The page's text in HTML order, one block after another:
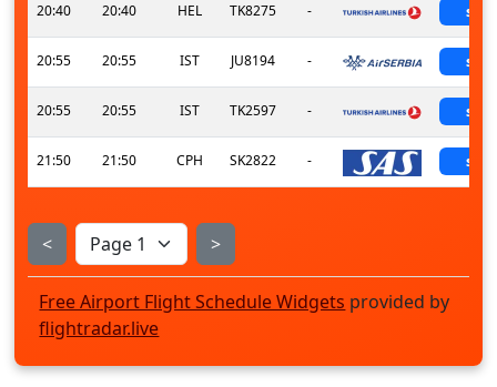
20:40 20:40 HEL TK8275 -
20:55 20:55 IST JU8194 -
20:55 20:55 IST TK2597 -
21:50 21:50 CPH SK2822 -
< >
Free Airport Flight Schedule Widgets provided by
flightradar.live